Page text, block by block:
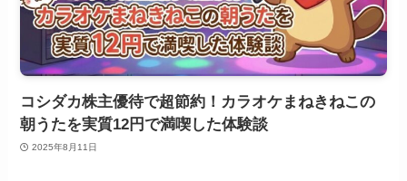
コシダカ株主優待で超節約！カラオケまねきねこの
朝うたを実質12円で満喫した体験談
2025年8月11日